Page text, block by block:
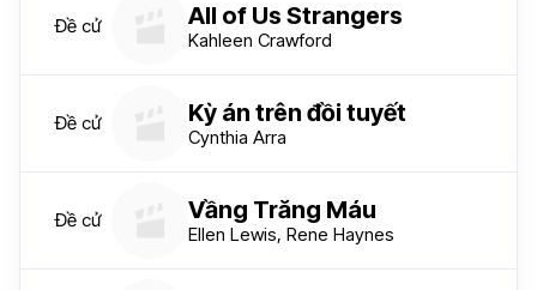
Đề cử All of Us Strangers
Kahleen Crawford
Đề cử Kỳ án trên đồi tuyết
Cynthia Arra
Đề cử Vầng Trăng Máu
Ellen Lewis, Rene Haynes